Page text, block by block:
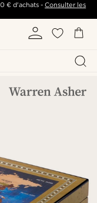
€d'achats -Consulter les